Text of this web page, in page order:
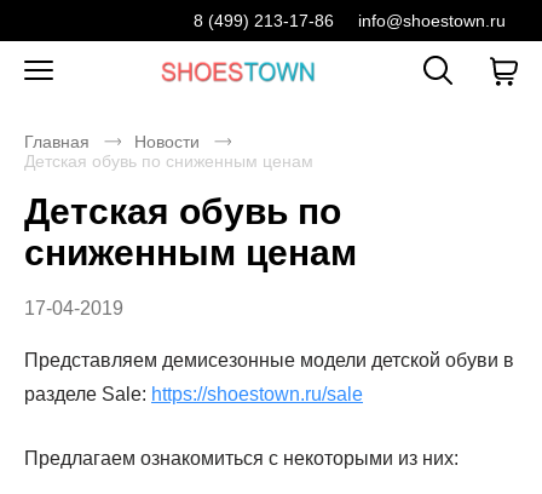
8 (499) 213-17-86 info@shoestown.ru
Главная
Новости
Детская обувь по сниженным ценам
Детская обувь по
сниженным ценам
17-04-2019
Представляем демисезонные модели детской обуви в
разделе Sale: https://shoestown.ru/sale
Предлагаем ознакомиться с некоторыми из них: